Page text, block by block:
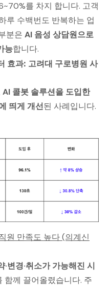
를 차지 합니다. 고객
루 수백번도 반복하는 업
분은 AI 음성 상담원으로
능합니다.
효과: 고려대 구로병원 사
AI 콜봇 솔루션을 도입한
띄게 개선된 사례입니다.
원 만족도 높다 (의계신
변경·취소가 가능해진 시
함께 끌어올렸습니다. 주